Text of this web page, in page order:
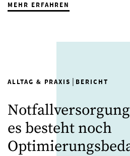
MEHR ERFAHREN
ALLTAG & PRAXIS | BERICHT
es besteht noch